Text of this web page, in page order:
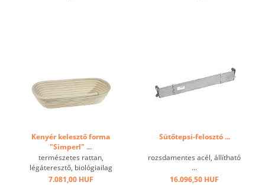
Kenyér kelesztő forma
"Simperl" ...
természetes rattan,
légáteresztő, biológiailag
lebomló, élelmiszerekkel
7.081,00 HUF
Sütőtepsi-felosztó ...
rozsdamentes acél, állítható
...
16.096,50 HUF